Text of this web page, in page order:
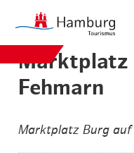
Marktplatz
Fehmarn
Marktplatz Burg auf